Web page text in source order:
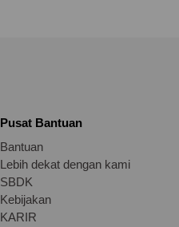
Pusat Bantuan
Bantuan
Lebih dekat dengan kami
SBDK
Kebijakan
KARIR